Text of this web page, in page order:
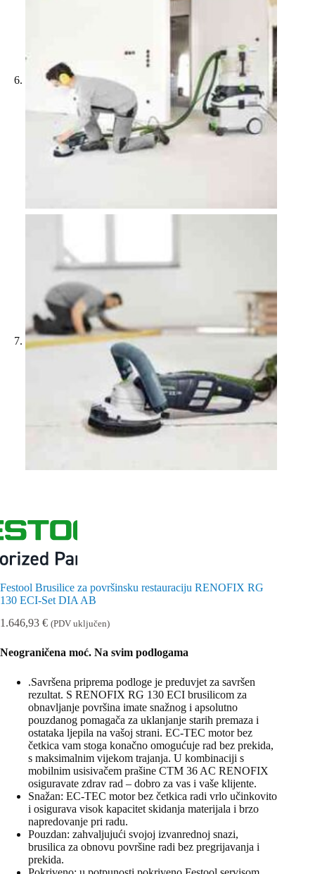
Festool Brusilice za površinsku restauraciju RENOFIX RG
130 ECI-Set DIA AB
1.646,93 € (PDV uključen)
Neograničena moć. Na svim podlogama
.Savršena priprema podloge je preduvjet za savršen
rezultat. S RENOFIX RG 130 ECI brusilicom za
obnavljanje površina imate snažnog i apsolutno
pouzdanog pomagača za uklanjanje starih premaza i
ostataka ljepila na vašoj strani. EC-TEC motor bez
četkica vam stoga konačno omogućuje rad bez prekida,
s maksimalnim vijekom trajanja. U kombinaciji s
mobilnim usisivačem prašine CTM 36 AC RENOFIX
osiguravate zdrav rad – dobro za vas i vaše klijente.
Snažan: EC-TEC motor bez četkica radi vrlo učinkovito
i osigurava visok kapacitet skidanja materijala i brzo
napredovanje pri radu.
Pouzdan: zahvaljujući svojoj izvanrednoj snazi,
brusilica za obnovu površine radi bez pregrijavanja i
prekida.